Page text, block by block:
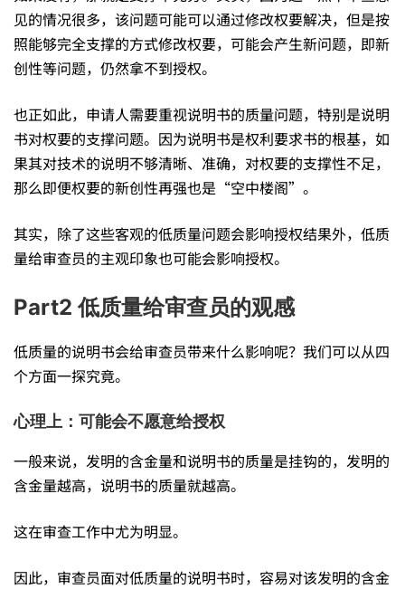
见的情况很多，该问题可能可以通过修改权要解决，但是按
照能够完全支撑的方式修改权要，可能会产生新问题，即新
创性等问题，仍然拿不到授权。
也正如此，申请人需要重视说明书的质量问题，特别是说明
书对权要的支撑问题。因为说明书是权利要求书的根基，如
果其对技术的说明不够清晰、准确，对权要的支撑性不足，
那么即便权要的新创性再强也是“空中楼阁”。
其实，除了这些客观的低质量问题会影响授权结果外，低质
量给审查员的主观印象也可能会影响授权。
Part2 低质量给审查员的观感
低质量的说明书会给审查员带来什么影响呢？我们可以从四
个方面一探究竟。
心理上：可能会不愿意给授权
一般来说，发明的含金量和说明书的质量是挂钩的，发明的
含金量越高，说明书的质量就越高。
这在审查工作中尤为明显。
因此，审查员面对低质量的说明书时，容易对该发明的含金